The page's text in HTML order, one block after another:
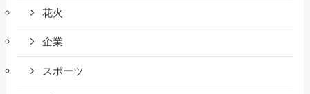
花火
企業
スポーツ